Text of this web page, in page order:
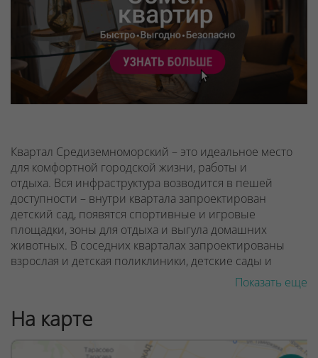
Квартал Средиземноморский – это идеальное место
для комфортной городской жизни, работы и
отдыха. Вся инфраструктура возводится в пешей
доступности – внутри квартала запроектирован
детский сад, появятся спортивные и игровые
площадки, зоны для отдыха и выгула домашних
животных. В соседних кварталах запроектированы
взрослая и детская поликлиники, детские сады и
перепланировать и объединять. Комнаты правильной
эргономичной формы позволяют разместить всю
необходимую мебель, а благодаря панорамному
Показать еще
На карте